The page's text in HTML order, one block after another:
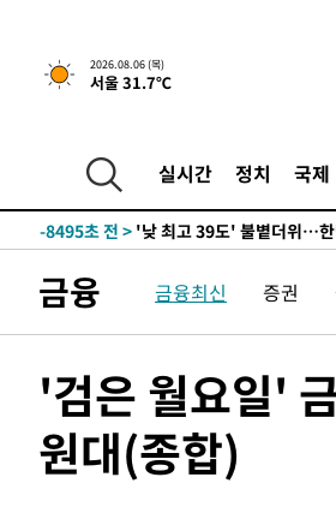
2026.08.06 (목)
서울 31.7℃
실시간 정치 국제
-25919초 전 >경찰, '홍명보는 2순위' 결
-11515초 전 >[속보]합참 "北 발사체는
-9693초 전 >
[속보] SKT, 에이닷 서비스
-9099초 전 >
-8495초 전 > '낮 최고 39도' 불볕더위…
-8116초 전 >
"韓 외환시장 개입 관측 배
-7943초 전 >'월드컵 탈락 후폭풍' 축구
-7345초 전 >[속보]종합특검, 대검 추가
-3440초 전 >[속보]코스닥, 800p 회복
-3370초 전 >[속보]코스피, 301.88포인
금융 금융최신 증권
'검은 월요일'
원대(종합)